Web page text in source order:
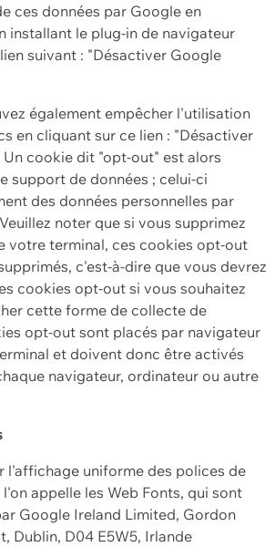
ces données par Google en
installant le plug-in de navigateur
suivant : "Désactiver Google
également empêcher l'utilisation
en cliquant sur ce lien : "Désactiver
cookie dit "opt-out" est alors
support de données ; celui-ci
des données personnelles par
noter que si vous supprimez
votre terminal, ces cookies opt-out
c'est-à-dire que vous devrez
cookies opt-out si vous souhaitez
cette forme de collecte de
opt-out sont placés par navigateur
et doivent donc être activés
navigateur, ordinateur ou autre
l'affichage uniforme des polices de
appelle les Web Fonts, qui sont
Google Ireland Limited, Gordon
Dublin, D04 E5W5, Irlande